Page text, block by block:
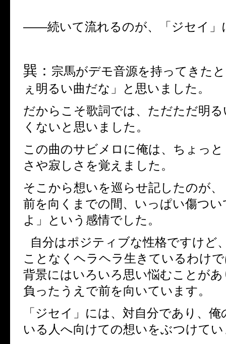
――続いて流れるのが、「ジセイ」
巽： 宗馬がデモ音源を持ってきた
ぇ明るい曲だな」と思いました。
だからこそ歌詞では、ただただ明
くないと思いました。
この曲のサビメロに俺は、ちょっ
さや寂しさを覚えました。
そこから想いを巡らせ記したのが
前を向くまでの間、いっぱい傷つ
よ」という感情でした。
自分はポジティブな性格ですけど
ことなくヘラヘラ生きているわけ
背景にはいろいろ思い悩むことが
負ったうえで前を向いています。
「ジセイ」には、対自分であり、
いる人へ向けての想いをぶつけて